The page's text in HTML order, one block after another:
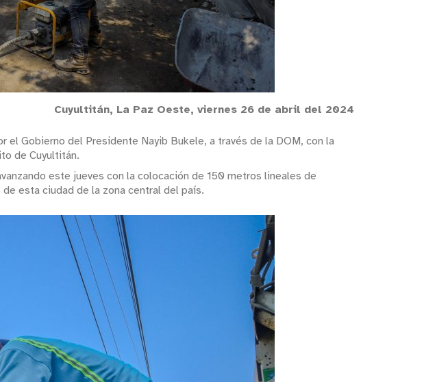
Cuyultitán, La Paz Oeste, viernes 26 de abril del 2024
Gobierno del Presidente Nayib Bukele, a través de la DOM, con la
de Cuyultitán.
este jueves con la colocación de 150 metros lineales de
esta ciudad de la zona central del país.